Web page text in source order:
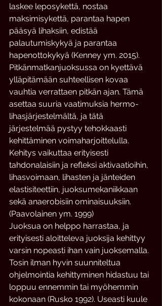
laskee leposykettä, nostaa
maksimisykettä, parantaa hapen
pääsyä lihaksiin, edistää
palautumiskykyä ja parantaa
hapenottokykyä (Kenney ym. 2015).
Pitkänmatkanjuoksussa on kyettävä
ylläpitämään suhteellisen kovaa
vauhtia verrattaen pitkän ajan. Tämä
asettaa suuria vaatimuksia hermo-
lihasjärjestelmältä, ja tätä
järjestelmää pystyy tehokkaasti
kehittäminen voimaharjoittelulla.
Kehitys vaikuttaa erityisesti
tahdonalaisiin ja refleksi aktivaatioihin,
lihasvoimaan, lihasten ja jänteiden
elastisiteettiin, juoksumekaniikkaan
sekä anaerobisiin ominaisuuksiin.
(Paavolainen ym. 1999)
Juoksua on helppo harrastaa, ja
erityisesti aloitteleva juoksija kehittyy
varsin nopeasti ihan vain juoksemalla.
Tosin ilman hyvin suunniteltua
ohjelmointia kehittyminen hidastuu tai
loppuu ennemmin tai myöhemmin
kokonaan (Rusko 1992). Useasti kuule